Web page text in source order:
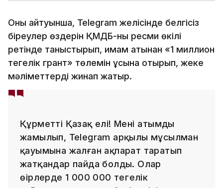
Оның айтуынша, Telegram желісінде белгісіз
біреулер өздерін ҚМДБ-ның ресми өкілі
ретінде таныстырып, имам атынан «1 миллион
теңгелік грант» төлемін ұсына отырып, жеке
мәліметтерді жинап жатыр.
Құрметті Қазақ елі! Менің атымды
жамылып, Telegram арқылы мұсылман
қауымына жалған ақпарат таратып
жатқандар пайда болды. Олар
өңірлерде 1 000 000 теңгелік